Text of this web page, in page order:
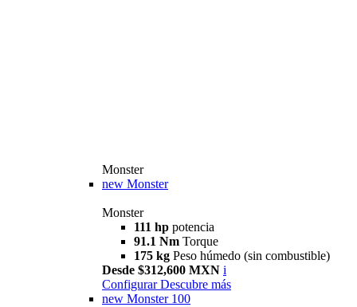
Monster
new Monster
Monster
111 hp potencia
91.1 Nm Torque
175 kg Peso húmedo (sin combustible)
Desde $312,600 MXN i
Configurar Descubre más
new Monster 100